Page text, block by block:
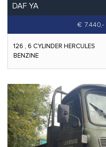
DAF YA
€ 7.440,-
126 , 6 CYLINDER HERCULES
BENZINE